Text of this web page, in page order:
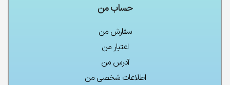
حساب من
سفارش من
اعتبار من
آدرس من
اطلاعات شخصی من